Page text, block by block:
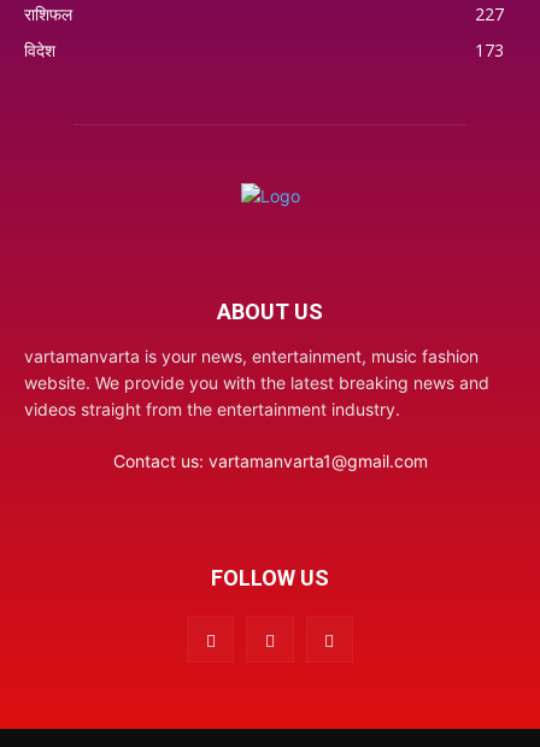
राशिफल
227
विदेश
173
ABOUT US
vartamanvarta is your news, entertainment, music fashion
website. We provide you with the latest breaking news and
videos straight from the entertainment industry.
Contact us: vartamanvarta1@gmail.com
FOLLOW US